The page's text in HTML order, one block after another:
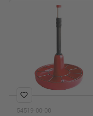
54519-00-00